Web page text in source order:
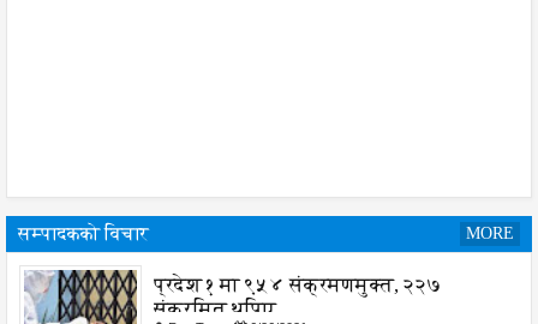
सम्पादकको विचार MORE
प्रदेश १ मा ९५४ संक्रमणमुक्त, २२७
संक्रमित थपिए